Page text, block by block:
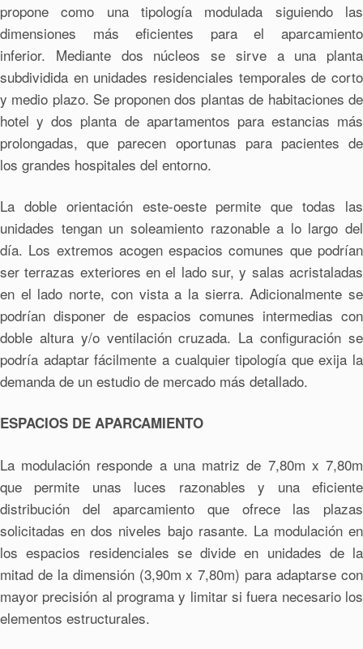
propone como una tipología modulada siguiendo las
dimensiones más eficientes para el aparcamiento
inferior. Mediante dos núcleos se sirve a una planta
subdividida en unidades residenciales temporales de corto
y medio plazo. Se proponen dos plantas de habitaciones de
hotel y dos planta de apartamentos para estancias más
prolongadas, que parecen oportunas para pacientes de
los grandes hospitales del entorno.
La doble orientación este-oeste permite que todas las
unidades tengan un soleamiento razonable a lo largo del
día. Los extremos acogen espacios comunes que podrían
ser terrazas exteriores en el lado sur, y salas acristaladas
en el lado norte, con vista a la sierra. Adicionalmente se
podrían disponer de espacios comunes intermedias con
doble altura y/o ventilación cruzada. La configuración se
podría adaptar fácilmente a cualquier tipología que exija la
demanda de un estudio de mercado más detallado.
ESPACIOS DE APARCAMIENTO
La modulación responde a una matriz de 7,80m x 7,80m
que permite unas luces razonables y una eficiente
distribución del aparcamiento que ofrece las plazas
solicitadas en dos niveles bajo rasante. La modulación en
los espacios residenciales se divide en unidades de la
mitad de la dimensión (3,90m x 7,80m) para adaptarse con
mayor precisión al programa y limitar si fuera necesario los
elementos estructurales.